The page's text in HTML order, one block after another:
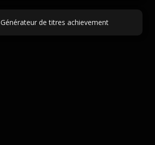
Générateur de titres achievement